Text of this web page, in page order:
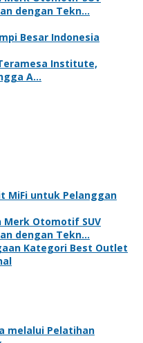
dengan Tekn…
Besar Indonesia
Institute,
A…
MiFi untuk Pelanggan
Merk Otomotif SUV
dengan Tekn…
Kategori Best Outlet
melalui Pelatihan